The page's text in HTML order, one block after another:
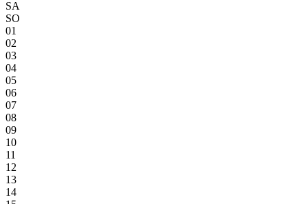
SA
SO
01
02
03
04
05
06
07
08
09
10
11
12
13
14